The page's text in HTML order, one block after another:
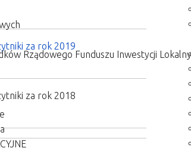
Rządowego Funduszu Inwestycji
za rok 2019
za rok 2018